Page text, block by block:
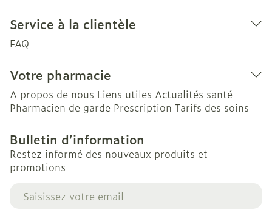
Service à la clientèle
FAQ
Votre pharmacie
A propos de nous Liens utiles Actualités santé
Pharmacien de garde Prescription Tarifs des soins
Bulletin d’information
Restez informé des nouveaux produits et
promotions
Adresse mail